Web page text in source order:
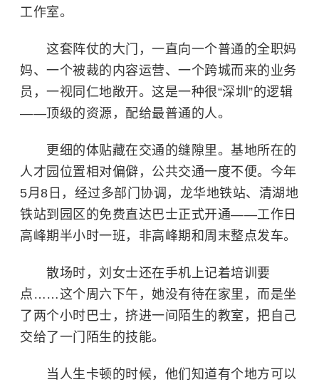
工作室。
这套阵仗的大门，一直向一个普通的全职妈
妈、一个被裁的内容运营、一个跨城而来的业务
员，一视同仁地敞开。这是一种很“深圳”的逻辑
——顶级的资源，配给最普通的人。
更细的体贴藏在交通的缝隙里。基地所在的
人才园位置相对偏僻，公共交通一度不便。今年
5月8日，经过多部门协调，龙华地铁站、清湖地
铁站到园区的免费直达巴士正式开通——工作日
高峰期半小时一班，非高峰期和周末整点发车。
散场时，刘女士还在手机上记着培训要
点……这个周六下午，她没有待在家里，而是坐
了两个小时巴士，挤进一间陌生的教室，把自己
交给了一门陌生的技能。
当人生卡顿的时候，他们知道有个地方可以